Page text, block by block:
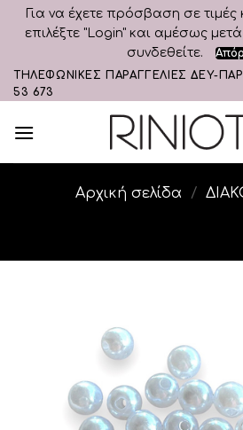
Για να έχετε πρόσβαση σε τιμές
επιλέξτε "Login" και αμέσως
συνδεθείτε.
Skip
to
ΤΗΛΕΦΩΝΙΚΕΣ ΠΑΡΑΓΓΕΛΙΕΣ ΔΕΥ-
53 673
Αρχική σελίδα /